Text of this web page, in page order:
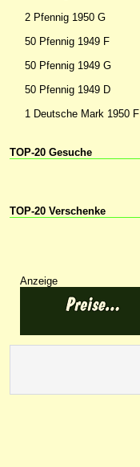
2 Pfennig 1950 G
50 Pfennig 1949 F
50 Pfennig 1949 G
50 Pfennig 1949 D
1 Deutsche Mark 1950 F
TOP-20 Gesuche
TOP-20 Verschenke
Anzeige